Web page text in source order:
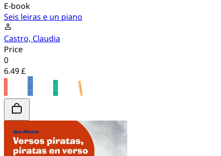
E-book
Seis leiras e un piano
Castro, Claudia
Price
0
6.49 £